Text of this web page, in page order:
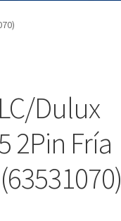
Dulux
2Pin Fría